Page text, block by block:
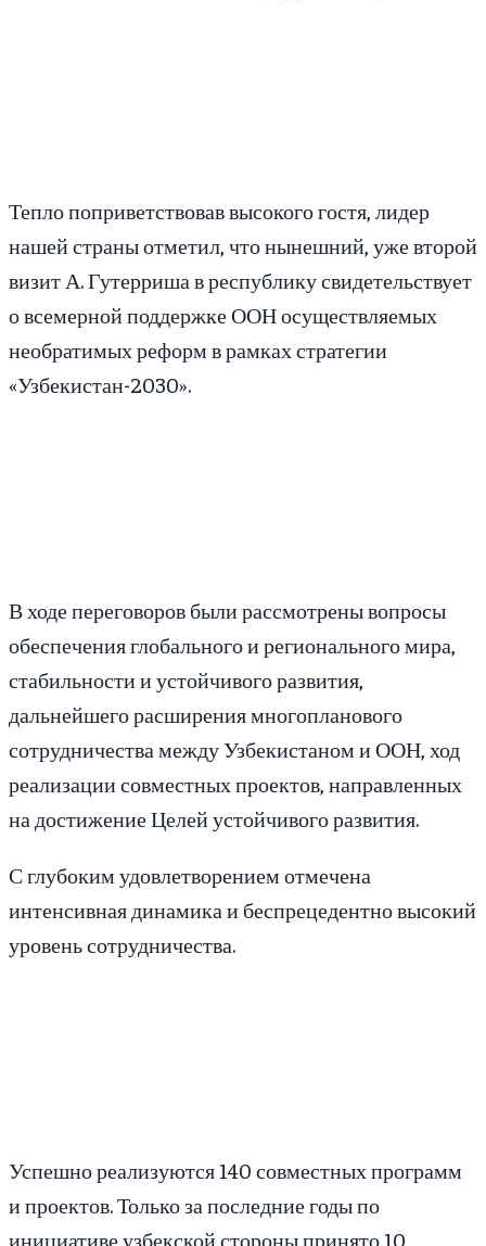
Тепло поприветствовав высокого гостя, лидер
нашей страны отметил, что нынешний, уже второй
визит А. Гутерриша в республику свидетельствует
о всемерной поддержке ООН осуществляемых
необратимых реформ в рамках стратегии
«Узбекистан-2030».
В ходе переговоров были рассмотрены вопросы
обеспечения глобального и регионального мира,
стабильности и устойчивого развития,
дальнейшего расширения многопланового
сотрудничества между Узбекистаном и ООН, ход
реализации совместных проектов, направленных
на достижение Целей устойчивого развития.
С глубоким удовлетворением отмечена
интенсивная динамика и беспрецедентно высокий
уровень сотрудничества.
Успешно реализуются 140 совместных программ
и проектов. Только за последние годы по
инициативе узбекской стороны принято 10